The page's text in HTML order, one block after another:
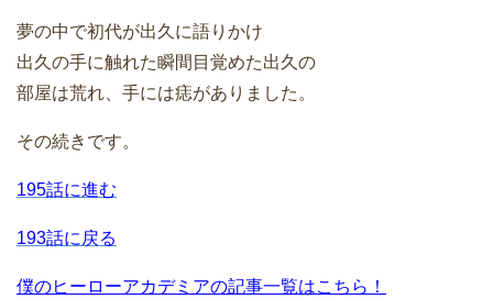
夢の中で初代が出久に語りかけ
出久の手に触れた瞬間目覚めた出久の
部屋は荒れ、手には痣がありました。
その続きです。
195話に進む
193話に戻る
僕のヒーローアカデミアの記事一覧はこちら！